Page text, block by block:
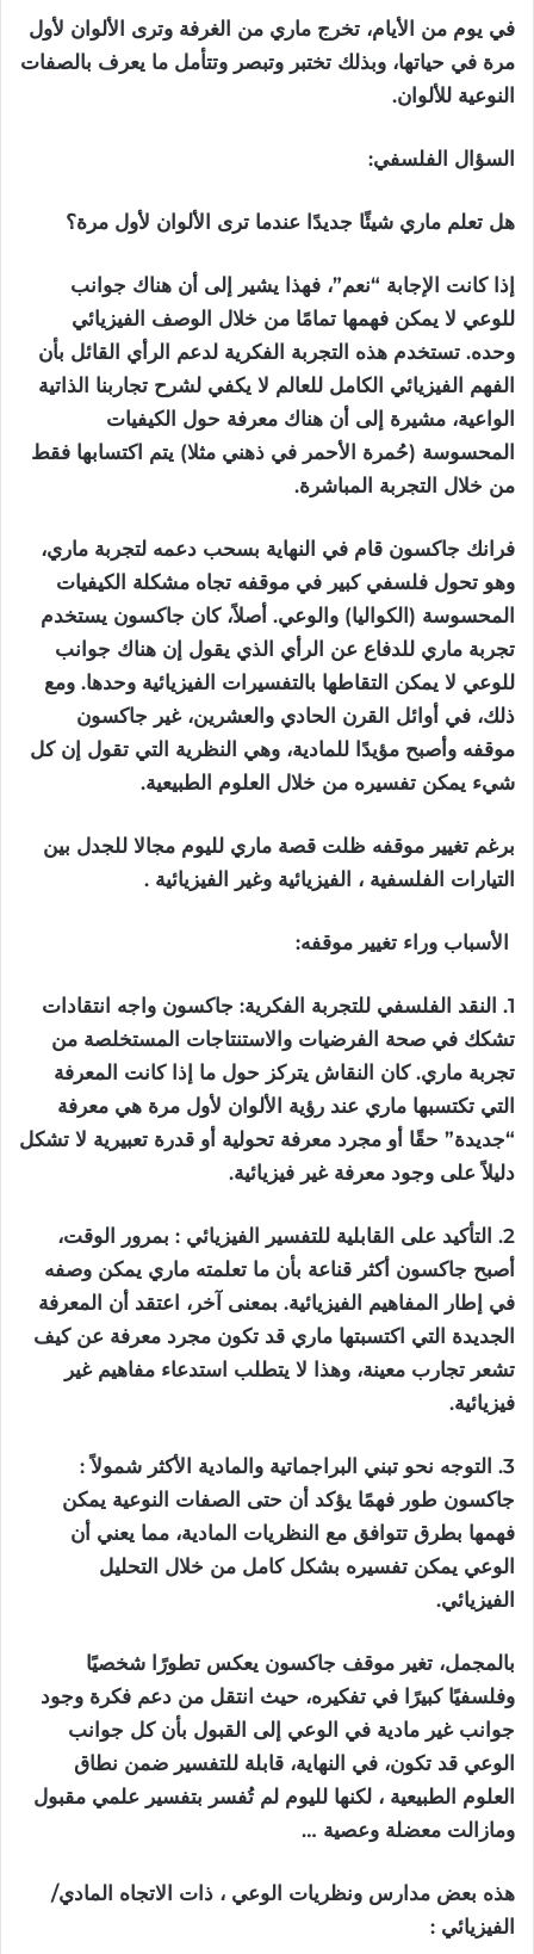
في يوم من الأيام، تخرج ماري من الغرفة وترى الألوان لأول
مرة في حياتها، وبذلك تختبر وتبصر وتتأمل ما يعرف بالصفات
النوعية للألوان.
السؤال الفلسفي:
هل تعلم ماري شيئًا جديدًا عندما ترى الألوان لأول مرة؟
إذا كانت الإجابة “نعم”، فهذا يشير إلى أن هناك جوانب
للوعي لا يمكن فهمها تمامًا من خلال الوصف الفيزيائي
وحده. تستخدم هذه التجربة الفكرية لدعم الرأي القائل بأن
الفهم الفيزيائي الكامل للعالم لا يكفي لشرح تجاربنا الذاتية
الواعية، مشيرة إلى أن هناك معرفة حول الكيفيات
المحسوسة (حُمرة الأحمر في ذهني مثلا) يتم اكتسابها فقط
من خلال التجربة المباشرة.
فرانك جاكسون قام في النهاية بسحب دعمه لتجربة ماري،
وهو تحول فلسفي كبير في موقفه تجاه مشكلة الكيفيات
المحسوسة (الكواليا) والوعي. أصلاً، كان جاكسون يستخدم
تجربة ماري للدفاع عن الرأي الذي يقول إن هناك جوانب
للوعي لا يمكن التقاطها بالتفسيرات الفيزيائية وحدها. ومع
ذلك، في أوائل القرن الحادي والعشرين، غير جاكسون
موقفه وأصبح مؤيدًا للمادية، وهي النظرية التي تقول إن كل
شيء يمكن تفسيره من خلال العلوم الطبيعية.
برغم تغيير موقفه ظلت قصة ماري لليوم مجالا للجدل بين
التيارات الفلسفية ، الفيزيائية وغير الفيزيائية .
الأسباب وراء تغيير موقفه:
1. النقد الفلسفي للتجربة الفكرية: جاكسون واجه انتقادات
تشكك في صحة الفرضيات والاستنتاجات المستخلصة من
تجربة ماري. كان النقاش يتركز حول ما إذا كانت المعرفة
التي تكتسبها ماري عند رؤية الألوان لأول مرة هي معرفة
“جديدة” حقًا أو مجرد معرفة تحولية أو قدرة تعبيرية لا تشكل
دليلاً على وجود معرفة غير فيزيائية.
2. التأكيد على القابلية للتفسير الفيزيائي : بمرور الوقت،
أصبح جاكسون أكثر قناعة بأن ما تعلمته ماري يمكن وصفه
في إطار المفاهيم الفيزيائية. بمعنى آخر، اعتقد أن المعرفة
الجديدة التي اكتسبتها ماري قد تكون مجرد معرفة عن كيف
تشعر تجارب معينة، وهذا لا يتطلب استدعاء مفاهيم غير
فيزيائية.
3. التوجه نحو تبني البراجماتية والمادية الأكثر شمولاً :
جاكسون طور فهمًا يؤكد أن حتى الصفات النوعية يمكن
فهمها بطرق تتوافق مع النظريات المادية، مما يعني أن
الوعي يمكن تفسيره بشكل كامل من خلال التحليل
الفيزيائي.
بالمجمل، تغير موقف جاكسون يعكس تطورًا شخصيًا
وفلسفيًا كبيرًا في تفكيره، حيث انتقل من دعم فكرة وجود
جوانب غير مادية في الوعي إلى القبول بأن كل جوانب
الوعي قد تكون، في النهاية، قابلة للتفسير ضمن نطاق
العلوم الطبيعية ، لكنها لليوم لم تُفسر بتفسير علمي مقبول
ومازالت معضلة وعصية …
هذه بعض مدارس ونظريات الوعي ، ذات الاتجاه المادي/
الفيزيائي :